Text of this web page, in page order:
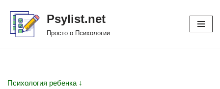
Перейти
Psylist.net
Просто о Психологии
Психология ребенка ↓